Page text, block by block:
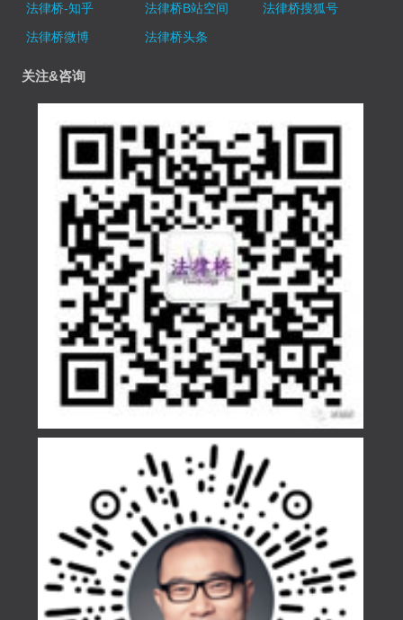
法律桥-知乎
法律桥B站空间
法律桥搜狐号
法律桥微博
法律桥头条
关注&咨询